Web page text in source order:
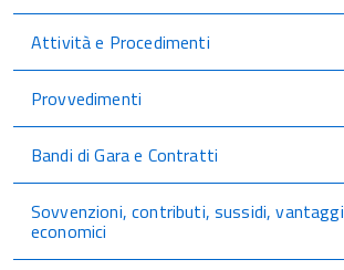
Attività e Procedimenti
Provvedimenti
Bandi di Gara e Contratti
Sovvenzioni, contributi, sussidi, vantaggi
economici